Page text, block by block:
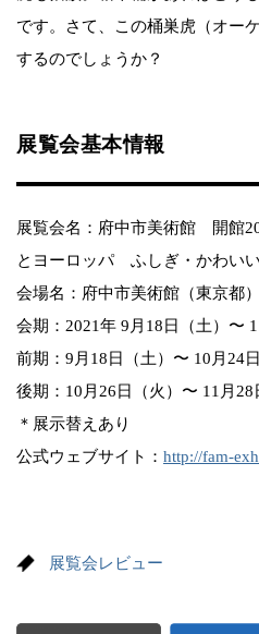
です。さて、この桶巣虎（オー
するのでしょうか？
展覧会基本情報
展覧会名：府中市美術館 開
とヨーロッパ ふしぎ・かわい
会場名：府中市美術館（東京都）
会期：2021年 9月18日（土）〜
前期：9月18日（土）〜 10月24日
後期：10月26日（火）〜 11月28
＊展示替えあり​​
公式ウェブサイト： http://fam-
展覧会レビュー